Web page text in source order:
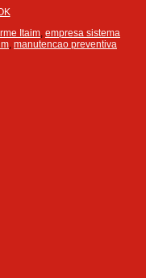
Itaim empresa sistema
manutencao preventiva